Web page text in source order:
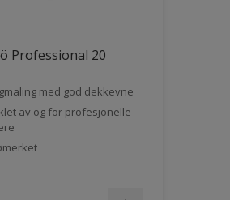
Professional 20
med god dekkevne
av og for profesjonelle